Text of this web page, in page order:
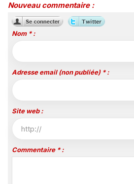
Nouveau commentaire :
Nom * :
Adresse email (non publiée) * :
Site web :
Commentaire * :